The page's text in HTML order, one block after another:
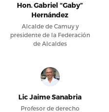
Hon. Gabriel “Gaby”
Hernández
Alcalde de Camuy y
presidente de la Federación
de Alcaldes
Lic Jaime Sanabria
Profesor de derecho